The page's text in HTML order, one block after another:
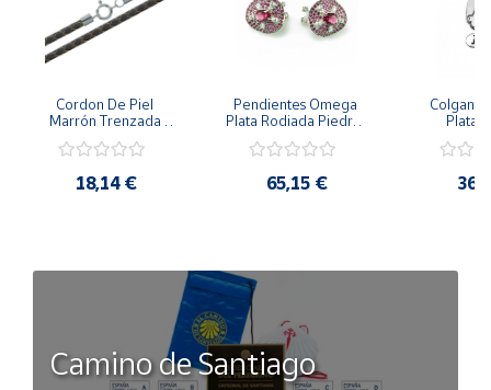
Cordon De Piel
Marrón Trenzada
Plata De 45Cm
18,14 €
Pendientes Omega
Plata Rodiada Piedras
65,15 €
Plata
Camino de Santiago